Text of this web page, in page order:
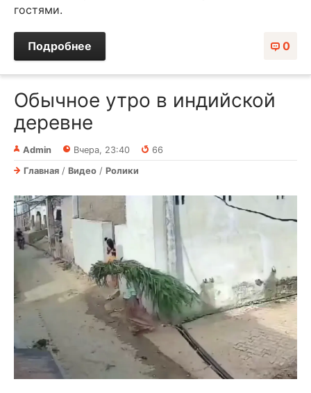
гостями.
0
Подробнее
Обычное утро в индийской
деревне
Admin Вчера, 23:40
66
Главная / Видео / Ролики